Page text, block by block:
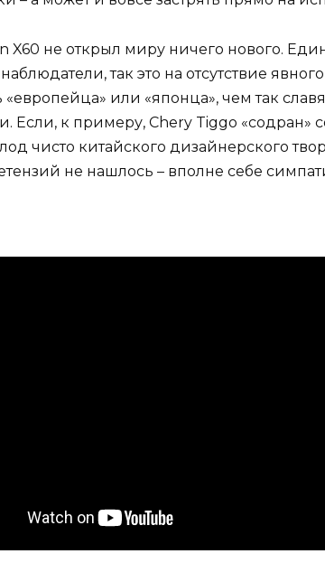
X60 не открыл миру ничего нового.
так это на отсутствие
или «японца», чем так
Если, к примеру, Chery Tiggo «содран»
чисто китайского дизайнерского
не нашлось – вполне себе